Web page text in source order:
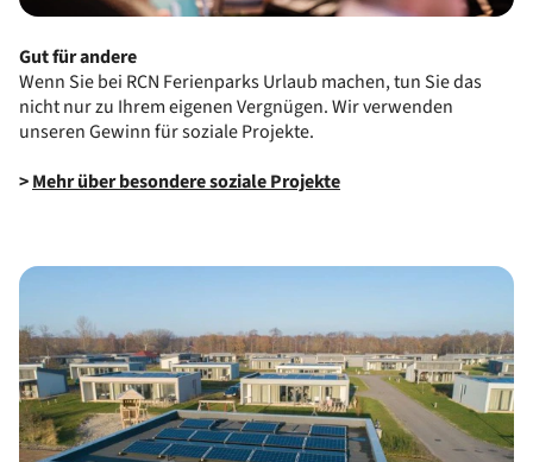
Gut für andere
Wenn Sie bei RCN Ferienparks Urlaub machen, tun Sie das
nicht nur zu Ihrem eigenen Vergnügen. Wir verwenden
unseren Gewinn für soziale Projekte.
>Mehr über besondere soziale Projekte